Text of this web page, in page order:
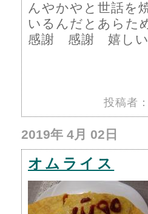
んやかやと世話を
いるんだとあらた
感謝 感謝 嬉し
投稿者：
2019年 4月 02日
オムライス